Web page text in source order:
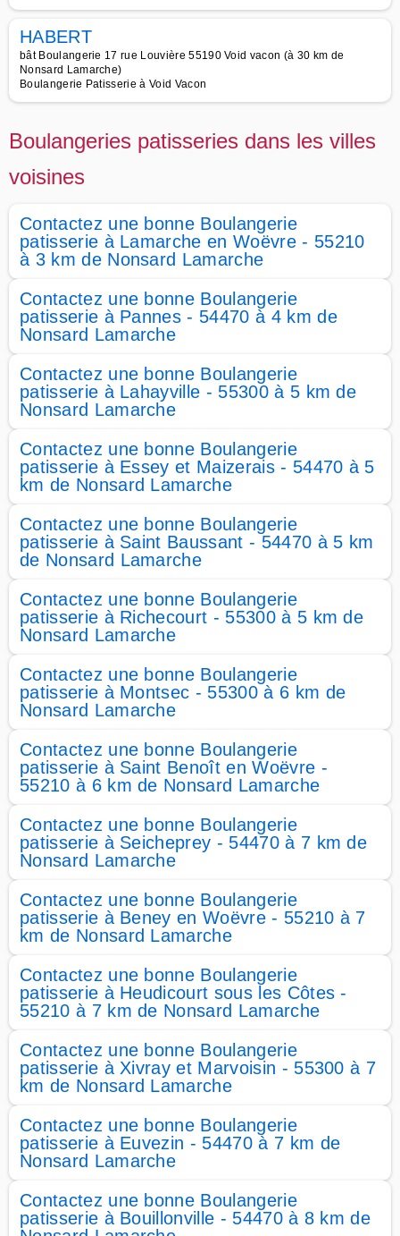
HABERT
bât Boulangerie 17 rue Louvière 55190 Void vacon (à 30 km de
Nonsard Lamarche)
Boulangerie Patisserie à Void Vacon
Boulangeries patisseries dans les villes
voisines
Contactez une bonne Boulangerie
patisserie à Lamarche en Woëvre - 55210
à 3 km de Nonsard Lamarche
Contactez une bonne Boulangerie
patisserie à Pannes - 54470 à 4 km de
Nonsard Lamarche
Contactez une bonne Boulangerie
patisserie à Lahayville - 55300 à 5 km de
Nonsard Lamarche
Contactez une bonne Boulangerie
patisserie à Essey et Maizerais - 54470 à 5
km de Nonsard Lamarche
Contactez une bonne Boulangerie
patisserie à Saint Baussant - 54470 à 5 km
de Nonsard Lamarche
Contactez une bonne Boulangerie
patisserie à Richecourt - 55300 à 5 km de
Nonsard Lamarche
Contactez une bonne Boulangerie
patisserie à Montsec - 55300 à 6 km de
Nonsard Lamarche
Contactez une bonne Boulangerie
patisserie à Saint Benoît en Woëvre -
55210 à 6 km de Nonsard Lamarche
Contactez une bonne Boulangerie
patisserie à Seicheprey - 54470 à 7 km de
Nonsard Lamarche
Contactez une bonne Boulangerie
patisserie à Beney en Woëvre - 55210 à 7
km de Nonsard Lamarche
Contactez une bonne Boulangerie
patisserie à Heudicourt sous les Côtes -
55210 à 7 km de Nonsard Lamarche
Contactez une bonne Boulangerie
patisserie à Xivray et Marvoisin - 55300 à 7
km de Nonsard Lamarche
Contactez une bonne Boulangerie
patisserie à Euvezin - 54470 à 7 km de
Nonsard Lamarche
Contactez une bonne Boulangerie
patisserie à Bouillonville - 54470 à 8 km de